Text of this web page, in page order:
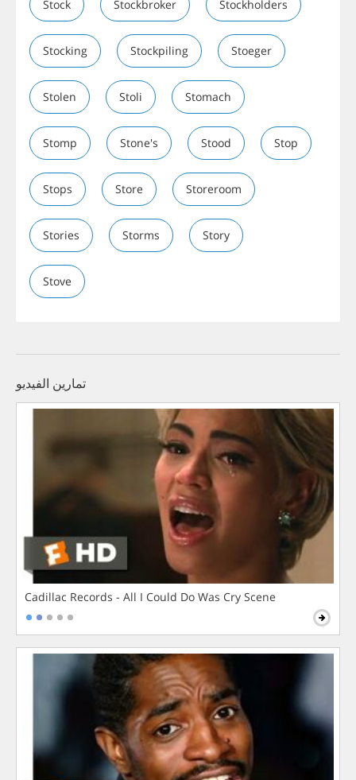
Stock Stockbroker Stockholders
Stocking Stockpiling Stoeger
Stolen Stoli Stomach
Stomp Stone's Stood Stop
Stops Store Storeroom
Stories Storms Story
Stove
تمارين الفيديو
Cadillac Records - All I Could Do Was Cry Scene